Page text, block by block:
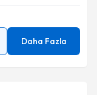
Daha Fazla